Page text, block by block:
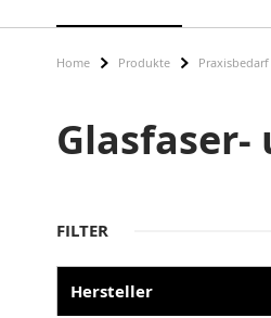
Home Produkte Praxisbedarf
FILTER
Hersteller